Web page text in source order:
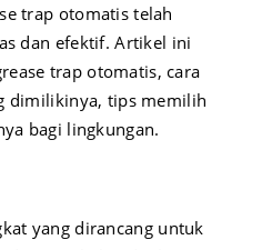
trap otomatis telah
dan efektif. Artikel ini
trap otomatis, cara
dimilikinya, tips memilih
bagi lingkungan.
yang dirancang untuk